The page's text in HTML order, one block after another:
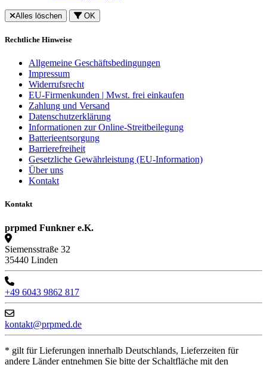
Alles löschen OK
Rechtliche Hinweise
Allgemeine Geschäftsbedingungen
Impressum
Widerrufsrecht
EU-Firmenkunden | Mwst. frei einkaufen
Zahlung und Versand
Datenschutzerklärung
Informationen zur Online-Streitbeilegung
Batterieentsorgung
Barrierefreiheit
Gesetzliche Gewährleistung (EU-Information)
Über uns
Kontakt
Kontakt
prpmed Funkner e.K.
Siemensstraße 32
35440 Linden
+49 6043 9862 817
kontakt@prpmed.de
* gilt für Lieferungen innerhalb Deutschlands, Lieferzeiten für
andere Länder entnehmen Sie bitte der Schaltfläche mit den